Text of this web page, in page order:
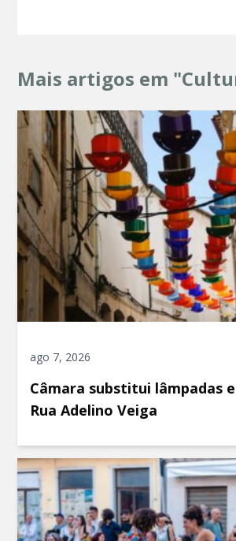
Mais artigos em
ago 7, 2026
Câmara substitui lâmpadas
Rua Adelino Veiga